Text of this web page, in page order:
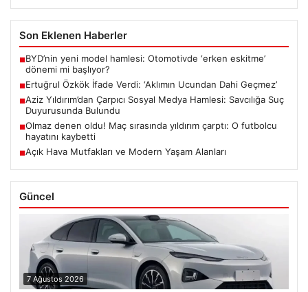
Son Eklenen Haberler
■BYD’nin yeni model hamlesi: Otomotivde ‘erken eskitme’
dönemi mi başlıyor?
■Ertuğrul Özkök İfade Verdi: ‘Aklımın Ucundan Dahi Geçmez’
■Aziz Yıldırım’dan Çarpıcı Sosyal Medya Hamlesi: Savcılığa Suç
Duyurusunda Bulundu
■Olmaz denen oldu! Maç sırasında yıldırım çarptı: O futbolcu
hayatını kaybetti
■Açık Hava Mutfakları ve Modern Yaşam Alanları
Güncel
7 Ağustos 2026